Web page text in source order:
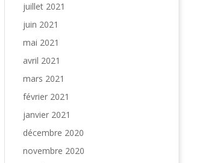
juillet 2021
juin 2021
mai 2021
avril 2021
mars 2021
février 2021
janvier 2021
décembre 2020
novembre 2020